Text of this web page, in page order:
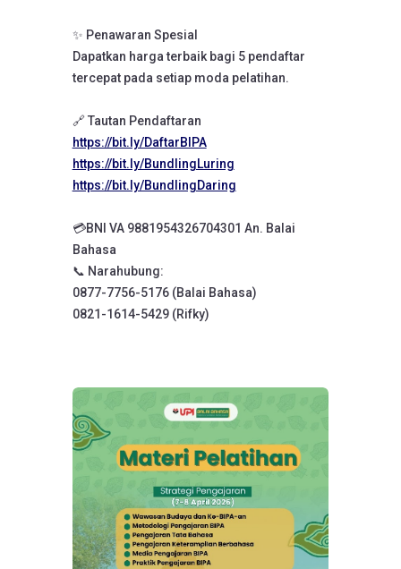
✨ Penawaran Spesial
Dapatkan harga terbaik bagi 5 pendaftar
tercepat pada setiap moda pelatihan.
🔗 Tautan Pendaftaran
https://bit.ly/DaftarBIPA
https://bit.ly/BundlingLuring
https://bit.ly/BundlingDaring
💳BNI VA 9881954326704301 An. Balai
Bahasa
📞 Narahubung:
0877-7756-5176 (Balai Bahasa)
0821-1614-5429 (Rifky)